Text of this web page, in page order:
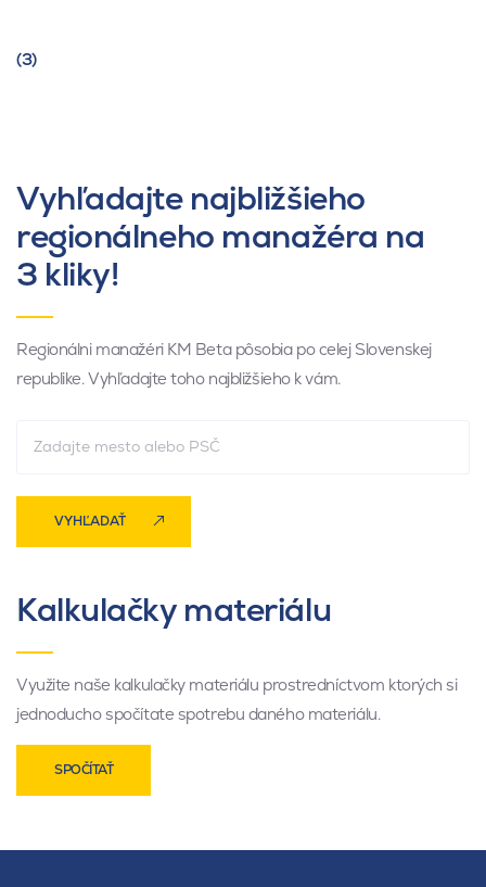
(3)
Vyhľadajte najbližšieho
regionálneho manažéra na
3 kliky!
Regionálni manažéri KM Beta pôsobia po celej Slovenskej
republike. Vyhľadajte toho najbližšieho k vám.
VYHĽADAŤ
Kalkulačky materiálu
Využite naše kalkulačky materiálu prostredníctvom ktorých si
jednoducho spočítate spotrebu daného materiálu.
SPOČÍTAŤ